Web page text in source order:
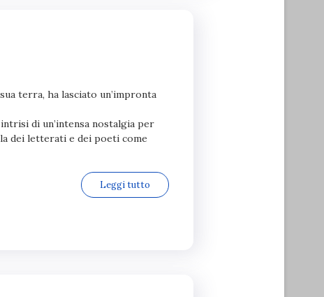
terra, ha lasciato un’impronta
di un’intensa nostalgia per
dei letterati e dei poeti come
Leggi tutto